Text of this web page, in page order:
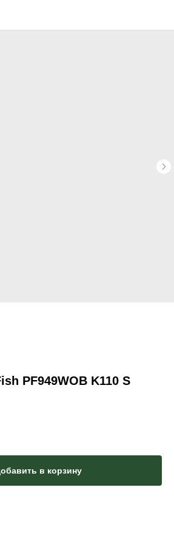
PF949WOB K110 S
в корзину